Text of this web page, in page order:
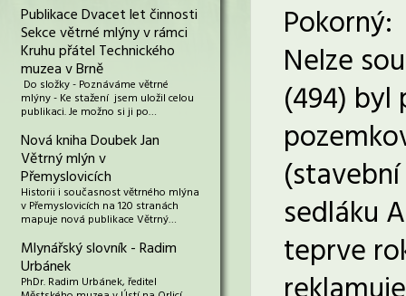
Publikace Dvacet let činnosti
Sekce větrné mlýny v rámci
Kruhu přátel Technického
muzea v Brně
Do složky - Poznáváme větrné
mlýny - Ke stažení jsem uložil celou
publikaci. Je možno si ji po…
Nová kniha Doubek Jan
Větrný mlýn v
Přemyslovicích
Historii i současnost větrného mlýna
v Přemyslovicích na 120 stranách
mapuje nová publikace Větrný…
Mlynářský slovník - Radim
Urbánek
PhDr. Radim Urbánek, ředitel
Pokorný:
Nelze
(494)
sedláku
teprve